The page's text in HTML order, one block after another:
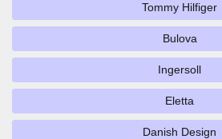
Tommy Hilfiger
Bulova
Ingersoll
Eletta
Danish Design